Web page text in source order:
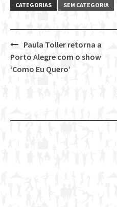
CATEGORIAS SEM CATEGORIA
Post
navigation
Paula Toller retorna a
Porto Alegre com o show
‘Como Eu Quero’